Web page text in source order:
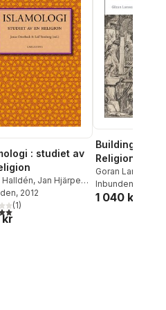
: studiet av
Halldén, Jan Hjärpe,
Janson
, 2012
5 stjärnor. Totalt antal röster:
(1)
Building
Religion
Goran Larsson
Svensson
Inbunden
1 040 kr